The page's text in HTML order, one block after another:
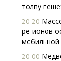
толпу
20:20
регионов
мобильной
20:00